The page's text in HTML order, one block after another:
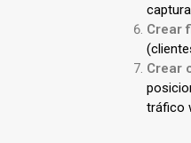
Crear
Crear
tráfico